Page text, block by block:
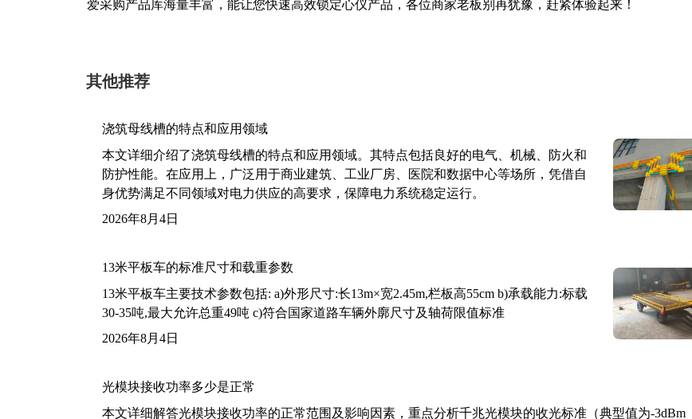
爱采购产品库海量丰富，能让您快速高效锁定心仪产品，各位商家老板别再犹豫，赶紧体验起来！
其他推荐
浇筑母线槽的特点和应用领域
本文详细介绍了浇筑母线槽的特点和应用领域。其特点包括良好的电气、机械、防火和
防护性能。在应用上，广泛用于商业建筑、工业厂房、医院和数据中心等场所，凭借自
身优势满足不同领域对电力供应的高要求，保障电力系统稳定运行。
2026年8月4日
13米平板车的标准尺寸和载重参数
13米平板车主要技术参数包括: a)外形尺寸:长13m×宽2.45m,栏板高55cm b)承载能力:标载
30-35吨,最大允许总重49吨 c)符合国家道路车辆外廓尺寸及轴荷限值标准
2026年8月4日
光模块接收功率多少是正常
本文详细解答光模块接收功率的正常范围及影响因素，重点分析千兆光模块的收光标准（典型值为-3dBm